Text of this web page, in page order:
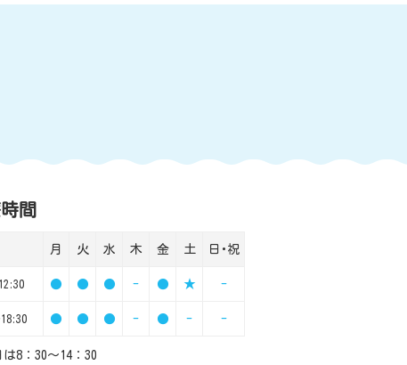
間
月 火 水 木 金 土 日･祝
● ● ● - ● ★ -
● ● ● - ● - -
8：30～14：30